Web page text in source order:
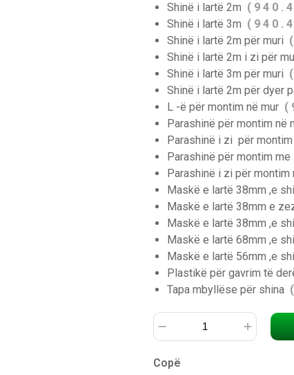
Shinë i lartë 2m ( 9 4 0 .
Shinë i lartë 3m ( 9 4 0 .
Shinë i lartë 2m për muri
Shinë i lartë 2m i zi për
Shinë i lartë 3m për muri
Shinë i lartë 2m për dyer
L -ë për montim në mur (
Parashinë për montim në
Parashinë i zi për montim
Parashinë për montim
Parashinë i zi për montim
Maskë e lartë 38mm ,e
Maskë e lartë 38mm e
Maskë e lartë 38mm ,e
Maskë e lartë 68mm ,e
Maskë e lartë 56mm ,e
Plastikë për gavrim të
Tapa mbyllëse për shina
Copë